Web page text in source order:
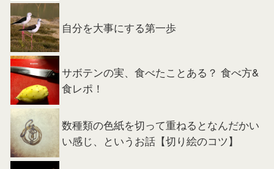
自分を大事にする第一歩
サボテンの実、食べたことある？ 食べ方&
食レポ！
数種類の色紙を切って重ねるとなんだかい
い感じ、というお話【切り絵のコツ】